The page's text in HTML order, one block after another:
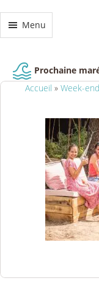
Menu
Prochaine
Accueil » Week-